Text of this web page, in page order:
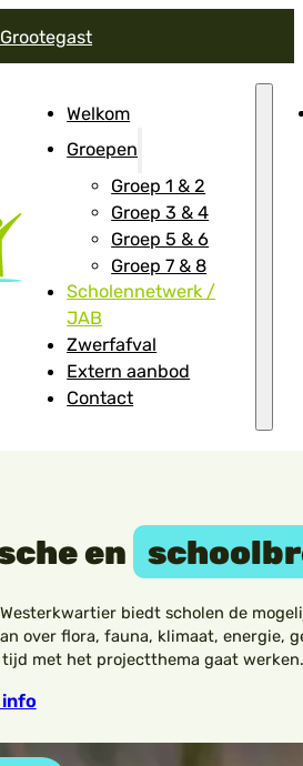
Welkom
Groepen
Groep 1 & 2
Groep 3 & 4
Groep 5 & 6
Groep 7 & 8
Scholennetwerk /
JAB
Zwerfafval
Extern aanbod
Contact
en
biedt scholen de
over flora, fauna, klimaat, energie,
met het projectthema gaat werken.